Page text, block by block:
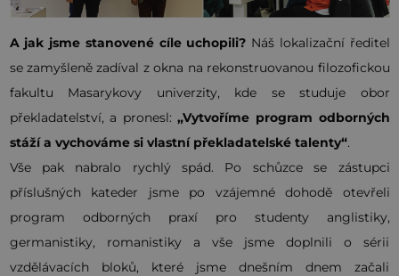
A jak jsme stanovené cíle uchopili? Náš lokalizační ředitel
se zamyšleně zadíval z okna na rekonstruovanou filozofickou
fakultu Masarykovy univerzity, kde se studuje obor
překladatelství, a pronesl:„Vytvoříme program odborných
stáží a vychováme si vlastní překladatelské talenty“.
Vše pak nabralo rychlý spád. Po schůzce se zástupci
příslušných kateder jsme po vzájemné dohodě otevřeli
program odborných praxí pro studenty anglistiky,
germanistiky, romanistiky a vše jsme doplnili o sérii
vzdělávacích bloků, které jsme dnešním dnem začali